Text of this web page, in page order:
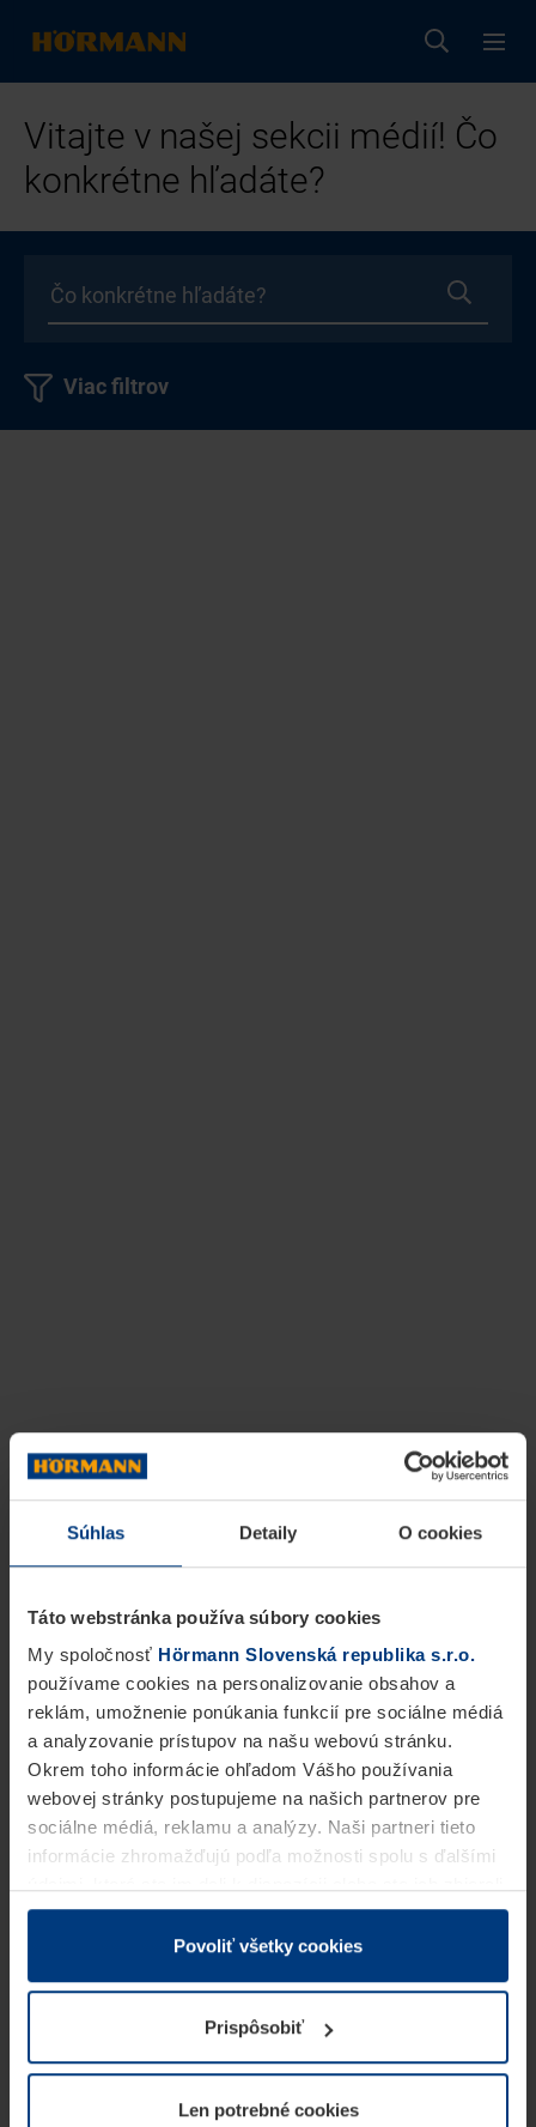
Súhlas Detaily O cookies
Táto webstránka používa súbory cookies
My spoločnosť Hörmann Slovenská republika s.r.o.
používame cookies na personalizovanie obsahov a
reklám, umožnenie ponúkania funkcií pre sociálne médiá
a analyzovanie prístupov na našu webovú stránku.
Okrem toho informácie ohľadom Vášho používania
webovej stránky postupujeme na našich partnerov pre
sociálne médiá, reklamu a analýzy. Naši partneri tieto
informácie zhromažďujú podľa možnosti spolu s ďalšími
v rámci Vášho využívania služieb.
Z právneho hľadiska môžeme cookies ukladať na Vašom
prevádzku tejto stránky. Pre všetky ostatné typy cookie
potrebujeme Vaše povolenie. Vaše povolenie môžete
kedykoľvek zmeniť alebo odvolať vo vysvetlení cookie
našej webovej stránky.
Povoliť všetky cookies
Prispôsobiť
Len potrebné cookies
Vitajte v našej sekcii médií! Čo
konkrétne hľadáte?
Viac filtrov